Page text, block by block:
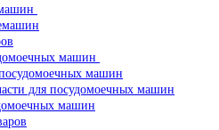
машин
машин
для посудомоечных машин
машин